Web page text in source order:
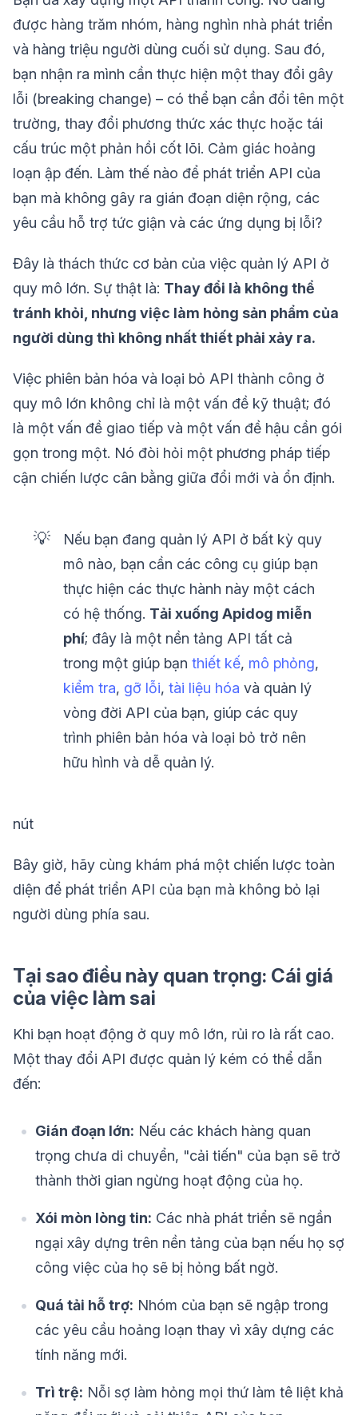
được hàng trăm nhóm, hàng nghìn nhà phát triển
và hàng triệu người dùng cuối sử dụng. Sau đó,
bạn nhận ra mình cần thực hiện một thay đổi gây
lỗi (breaking change) – có thể bạn cần đổi tên một
trường, thay đổi phương thức xác thực hoặc tái
cấu trúc một phản hồi cốt lõi. Cảm giác hoảng
loạn ập đến. Làm thế nào để phát triển API của
bạn mà không gây ra gián đoạn diện rộng, các
yêu cầu hỗ trợ tức giận và các ứng dụng bị lỗi?
Đây là thách thức cơ bản của việc quản lý API ở
quy mô lớn. Sự thật là: Thay đổi là không thể
tránh khỏi, nhưng việc làm hỏng sản phẩm của
người dùng thì không nhất thiết phải xảy ra.
Việc phiên bản hóa và loại bỏ API thành công ở
quy mô lớn không chỉ là một vấn đề kỹ thuật; đó
là một vấn đề giao tiếp và một vấn đề hậu cần gói
gọn trong một. Nó đòi hỏi một phương pháp tiếp
cận chiến lược cân bằng giữa đổi mới và ổn định.
💡
Nếu bạn đang quản lý API ở bất kỳ quy
mô nào, bạn cần các công cụ giúp bạn
thực hiện các thực hành này một cách
có hệ thống. Tải xuống Apidog miễn
phí; đây là một nền tảng API tất cả
trong một giúp bạnthiết kế, mô phỏng,
kiểm tra, gỡ lỗi,tài liệu hóa và quản lý
vòng đời API của bạn, giúp các quy
trình phiên bản hóa và loại bỏ trở nên
hữu hình và dễ quản lý.
nút
Bây giờ, hãy cùng khám phá một chiến lược toàn
diện để phát triển API của bạn mà không bỏ lại
người dùng phía sau.
Tại sao điều này quan trọng: Cái giá
của việc làm sai
Khi bạn hoạt động ở quy mô lớn, rủi ro là rất cao.
Một thay đổi API được quản lý kém có thể dẫn
đến:
Gián đoạn lớn: Nếu các khách hàng quan
trọng chưa di chuyển, "cải tiến" của bạn sẽ trở
thành thời gian ngừng hoạt động của họ.
Xói mòn lòng tin: Các nhà phát triển sẽ ngần
ngại xây dựng trên nền tảng của bạn nếu họ sợ
công việc của họ sẽ bị hỏng bất ngờ.
Quá tải hỗ trợ: Nhóm của bạn sẽ ngập trong
các yêu cầu hoảng loạn thay vì xây dựng các
tính năng mới.
Trì trệ: Nỗi sợ làm hỏng mọi thứ làm tê liệt khả